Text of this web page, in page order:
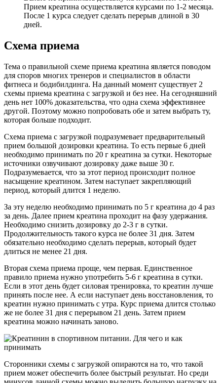
Прием креатина осуществляется курсами по 1-2 месяца.
После 1 курса следует сделать перерыв длиной в 30
дней.
Схема приема
Тема о правильной схеме приема креатина является поводом
для споров многих тренеров и специалистов в области
фитнеса и бодибилдинга. На данный момент существует 2
схемы приема креатина с загрузкой и без нее. На сегодняшний
день нет 100% доказательства, что одна схема эффективнее
другой. Поэтому можно попробовать обе и затем выбрать ту,
которая больше подходит.
Схема приема с загрузкой подразумевает предварительный
прием большой дозировки креатина. То есть первые 6 дней
необходимо принимать по 20 г креатина за сутки. Некоторые
источники озвучивают дозировку даже выше 30 г.
Подразумевается, что за этот период происходит полное
насыщение креатином. Затем наступает закрепляющий
период, который длится 1 неделю.
За эту неделю необходимо принимать по 5 г креатина до 4 раз
за день. Далее прием креатина проходит на фазу удержания.
Необходимо снизить дозировку до 2-3 г в сутки.
Продолжительность такого курса не более 31 дня. Затем
обязательно необходимо сделать перерыв, который будет
длиться не менее 21 дня.
Вторая схема приема проще, чем первая. Единственное
правило приема нужно употребить 5-6 г креатина в сутки.
Если в этот день будет силовая тренировка, то креатин лучше
принять после нее. А если наступает день восстановления, то
креатин нужно принимать с утра. Курс приема длится столько
же не более 31 дня с перерывом 21 день. Затем прием
креатина можно начинать заново.
Сторонники схемы с загрузкой опираются на то, что такой
прием может обеспечить более быстрый результат. Но среди